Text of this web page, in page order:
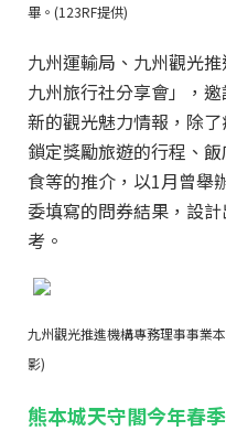
畢。(123RF提供)
九州運輸局、九州觀光
九州旅行社分享會」，
新的觀光魅力情報，除
鎖定獎勵旅遊的行程、
食等的推介，以1月曾舉
委填寫的問券結果，設
考。
九州觀光推進機構專務理事事業
影)
熊本城天守閣今年春